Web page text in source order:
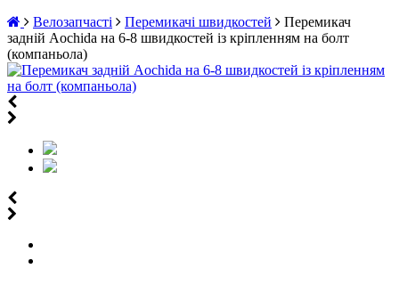
Велозапчасті
Перемикачі швидкостей
Перемикач
задній Aochida на 6-8 швидкостей із кріпленням на болт
(компаньола)